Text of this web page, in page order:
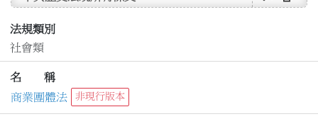
法規類別
社會類
名 稱
商業團體法
非現行版本